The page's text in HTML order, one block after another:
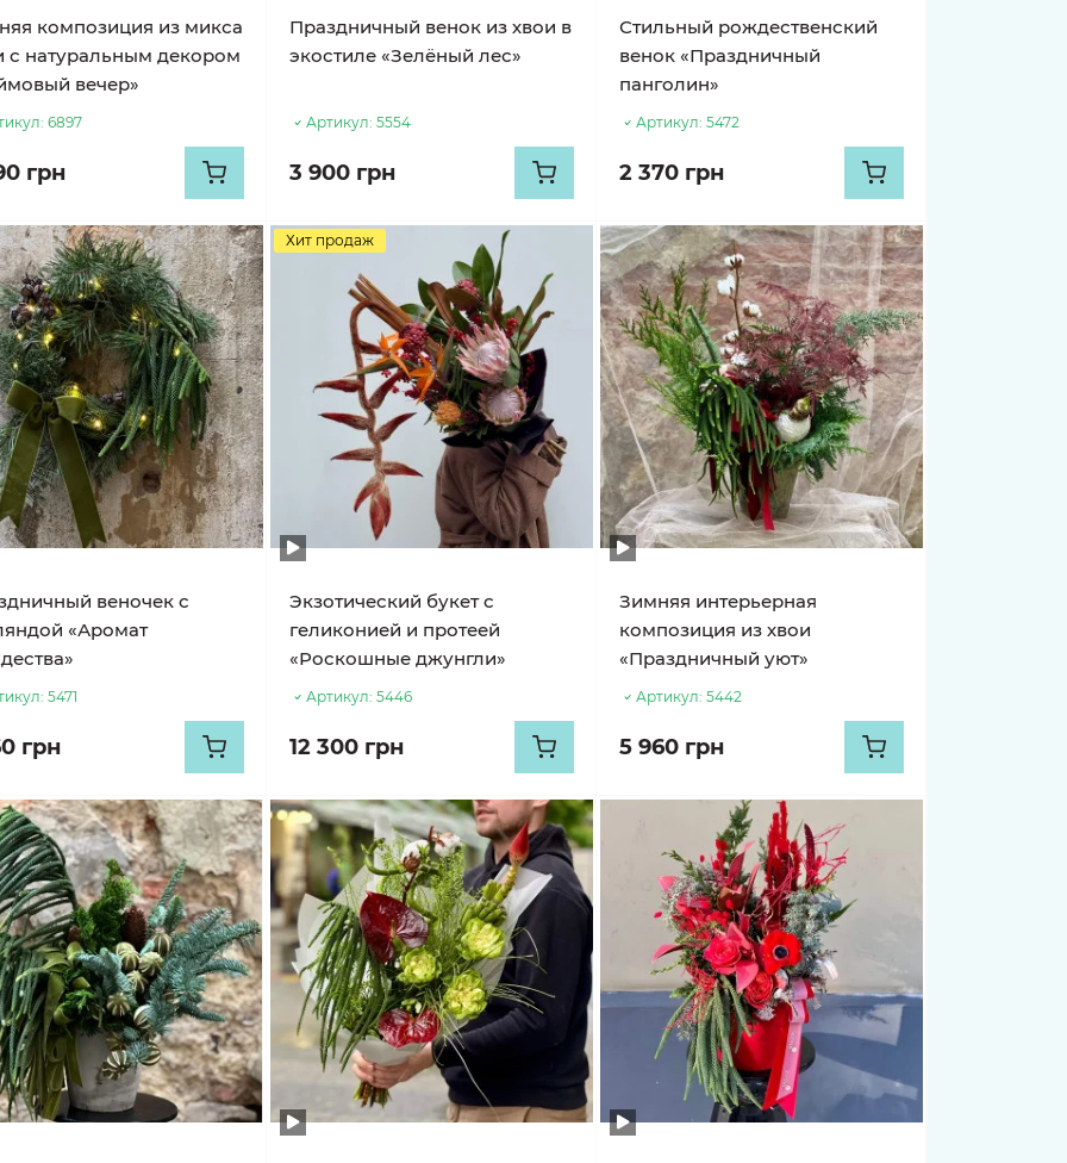
композиция из микса
с натуральным декором
вечер»
6897
грн
Праздничный венок из хвои в
экостиле «Зелёный лес»
Артикул: 5554
3 900 грн
Стильный рождественский
венок «Праздничный
панголин»
Артикул: 5472
2 370 грн
веночек с
«Аромат
5471
грн
Хит продаж
Экзотический букет с
геликонией и протеей
«Роскошные джунгли»
Артикул: 5446
12 300 грн
Зимняя интерьерная
композиция из хвои
«Праздничный уют»
Артикул: 5442
5 960 грн